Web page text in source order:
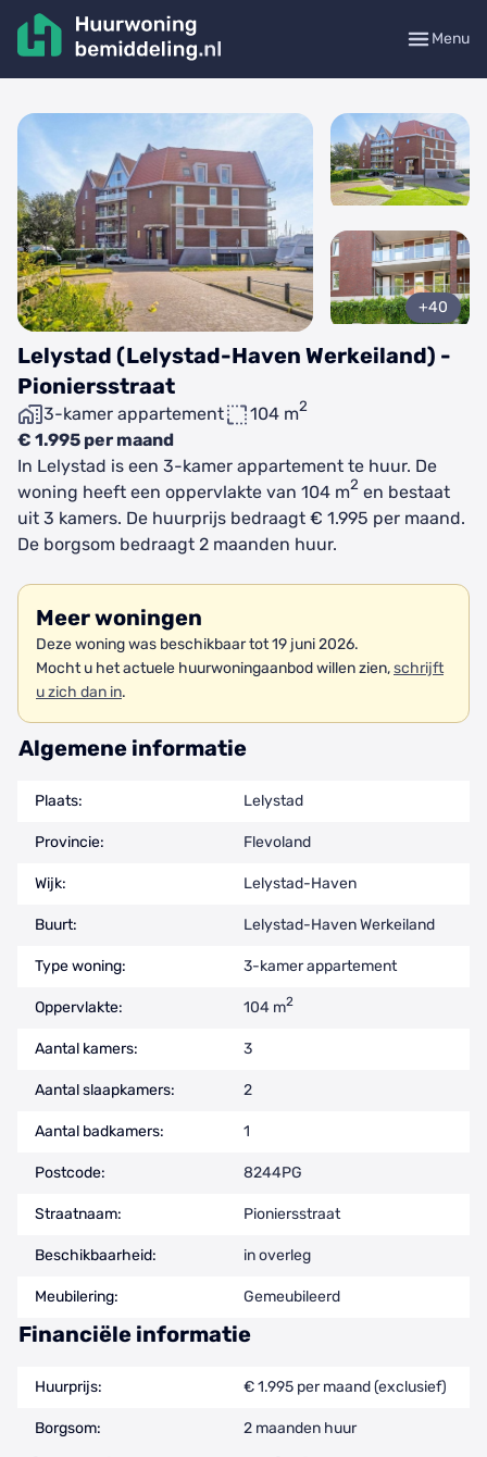
Menu
Lelystad (Lelystad-Haven Werkeiland) -
Pioniersstraat
3-kamer appartement 104 m2
€ 1.995 per maand
+40
In Lelystad is een 3-kamer appartement te huur. De
woning heeft een oppervlakte van 104 m2 en bestaat
uit 3 kamers. De huurprijs bedraagt € 1.995 per maand.
De borgsom bedraagt 2 maanden huur.
Meer woningen
Deze woning was beschikbaar tot 19 juni 2026.
Mocht u het actuele huurwoningaanbod willen zien,schrijft
u zich dan in.
Algemene informatie
Plaats: Lelystad
Provincie: Flevoland
Wijk: Lelystad-Haven
Buurt: Lelystad-Haven Werkeiland
Type woning: 3-kamer appartement
Oppervlakte: 104 m2
Aantal kamers: 3
Aantal slaapkamers: 2
Aantal badkamers: 1
Postcode: 8244PG
Straatnaam: Pioniersstraat
Beschikbaarheid: in overleg
Meubilering: Gemeubileerd
Financiële informatie
Huurprijs: € 1.995 per maand (exclusief)
Borgsom: 2 maanden huur